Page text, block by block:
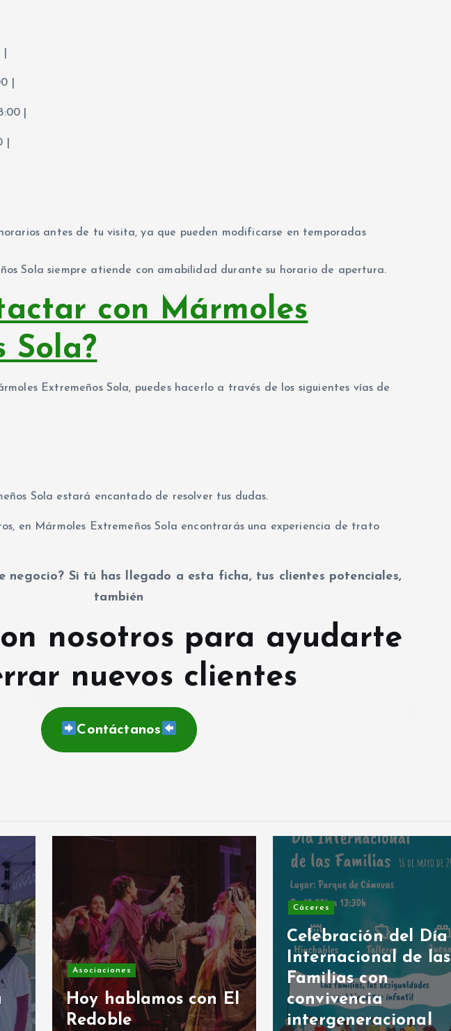
|
|
antes de tu visita, ya que pueden modificarse en temporadas
Sola siempre atiende con amabilidad durante su horario de apertura.
con Mármoles
Sola?
Extremeños Sola, puedes hacerlo a través de los siguientes vías de
Sola estará encantado de resolver tus dudas.
en Mármoles Extremeños Sola encontrarás una experiencia de trato
negocio? Si tú has llegado a esta ficha, tus clientes potenciales,
también
nosotros para ayudarte
nuevos clientes
Contáctanos
Asociaciones
Hoy hablamos con El
Redoble
Cáceres
Celebración del Día
Internacional de las
Familias con
convivencia
intergeneracional